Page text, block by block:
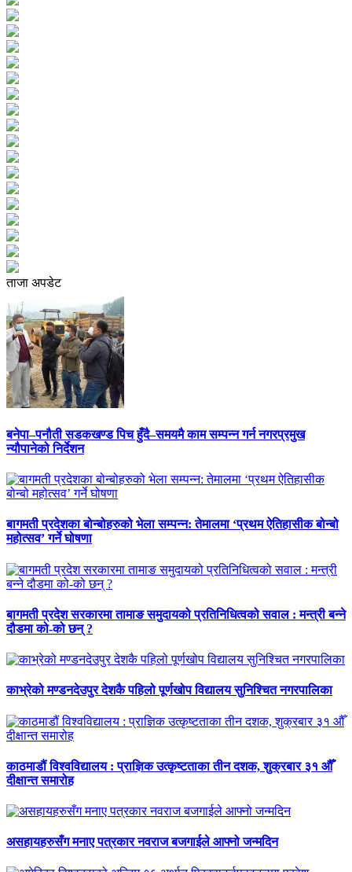
ताजा अपडेट
बनेपा–पनौती सडकखण्ड पिच हुँदै–समयमै काम सम्पन्न गर्न नगरप्रमुख
न्यौपानेको निर्देशन
बागमती प्रदेशका बोन्बोहरुको भेला सम्पन्न: तेमालमा ‘प्रथम ऐतिहासीक बोन्बो
महोत्सव’ गर्ने घोषणा
बागमती प्रदेश सरकारमा तामाङ समुदायको प्रतिनिधित्वको सवाल : मन्त्री बन्ने
दौडमा को‐को छन् ?
काभ्रेको मण्डनदेउपुर देशकै पहिलो पूर्णखोप विद्यालय सुनिश्चित नगरपालिका
काठमाडौं विश्वविद्यालय : प्राज्ञिक उत्कृष्टताका तीन दशक, शुक्रबार ३१ औँ
दीक्षान्त समारोह
असहायहरुसँग मनाए पत्रकार नवराज बजगाईले आफ्नो जन्मदिन